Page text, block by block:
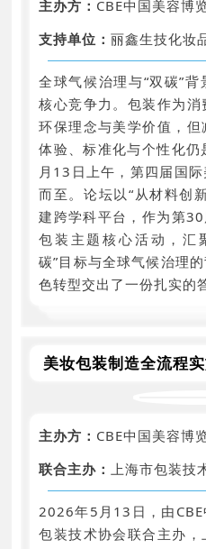
主办方： CBE中国美容博
支持单位：丽鑫生技化妆
全球气候治理与“双碳”
核心竞争力。包装作为消
环保理念与美学价值，
体验、标准化与个性化
月13日上午，第四届国
而至。论坛以“从材料创
建跨学科平台，作为第
包装主题核心活动，汇
碳”目标与全球气候治理
色转型交出了一份扎实的
美妆包装制造全流程
主办方： CBE中国美容博
联合主办：上海市包装技
2026年5月13日，由
包装技术协会联合主办